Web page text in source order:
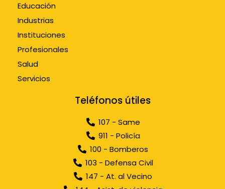
Educación
Industrias
Instituciones
Profesionales
Salud
Servicios
Teléfonos útiles
107 - Same
911 - Policía
100 - Bomberos
103 - Defensa Civil
147 - At. al Vecino